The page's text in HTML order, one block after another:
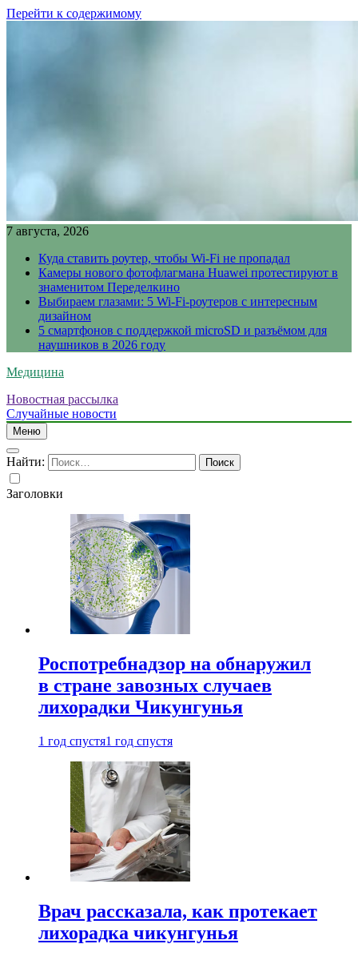
Перейти к содержимому
7 августа, 2026
Куда ставить роутер, чтобы Wi-Fi не пропадал
Камеры нового фотофлагмана Huawei протестируют в
знаменитом Переделкино
Выбираем глазами: 5 Wi-Fi-роутеров с интересным
дизайном
5 смартфонов с поддержкой microSD и разъёмом для
наушников в 2026 году
Медицина
Новостная рассылка
Случайные новости
Меню
Найти:
Заголовки
Роспотребнадзор на обнаружил
в стране завозных случаев
лихорадки Чикунгунья
1 год спустя1 год спустя
Врач рассказала, как протекает
лихорадка чикунгунья